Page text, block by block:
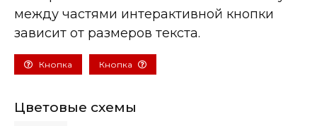
между частями интерактивной кнопки
зависит от размеров текста.
Кнопка Кнопка
Цветовые схемы